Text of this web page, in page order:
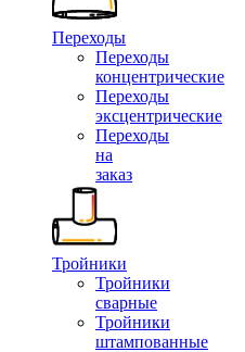
Переходы
Переходы
концентрические
Переходы
эксцентрические
Переходы
на
заказ
Тройники
Тройники
сварные
Тройники
штампованные